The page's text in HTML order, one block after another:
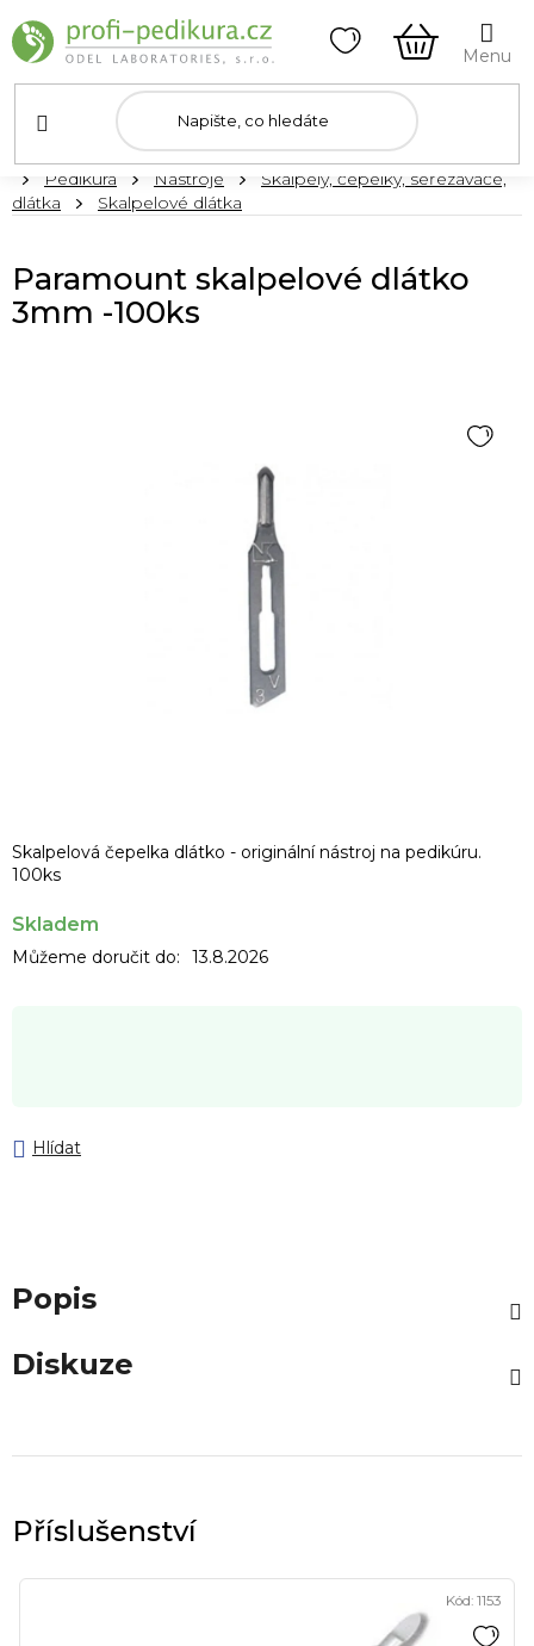
na
obsah
NÁKUPNÍ
KOŠÍK
DomůPedikúra Nástroje
Skalpely, čepelky, seřezávače,
dlátka
Skalpelové dlátka
Skalpelová čepelka dlátko - originální nástroj na pedikúru.
100ks
Skladem
Můžeme doručit do: 13.8.2026
Hlídat
Paramount skalpelové dlátko
3mm -100ks
Popis
Diskuze
Kód: 1153